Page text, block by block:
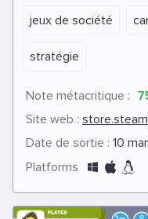
jeux de société
stratégie
Note métacritique :
Site web :
Date de sortie : 10
Platforms